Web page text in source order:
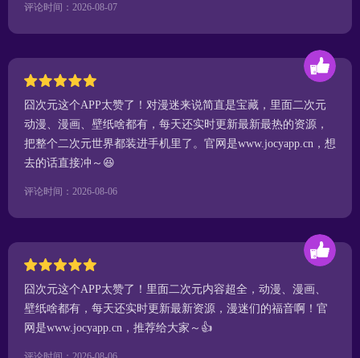
评论时间：2026-08-07
囧次元这个APP太赞了！对漫迷来说简直是宝藏，里面二次元
动漫、漫画、壁纸啥都有，每天还实时更新最新最热的资源，
把整个二次元世界都装进手机里了。官网是www.jocyapp.cn，想
去的话直接冲～😆
评论时间：2026-08-06
囧次元这个APP太赞了！里面二次元内容超全，动漫、漫画、
壁纸啥都有，每天还实时更新最新资源，漫迷们的福音啊！官
网是www.jocyapp.cn，推荐给大家～👍